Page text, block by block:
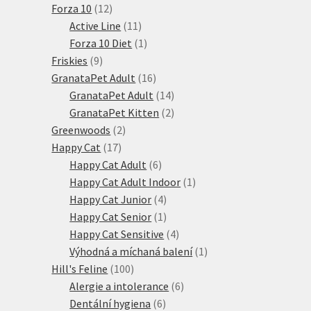
Forza 10 1212
produktů
Active Line 11 11
produktů
Forza 10 Diet 1 1
Friskies 99
produktů
GranataPet Adult 1616
produktů
GranataPet Adult 1414
produktů
GranataPet Kitten 22
Greenwoods 22
Happy Cat 1717
produktů
Happy Cat Adult 66
produktů
Happy Cat Adult Indoor 1 1
Happy Cat Junior 44
produkty
Happy Cat Senior 1 1
produkt
Happy Cat Sensitive 44
produkty
Výhodná a míchaná balení 1 1
Hill's Feline 100100
produktů
Alergie a intolerance 66
Dentální hygiena 66